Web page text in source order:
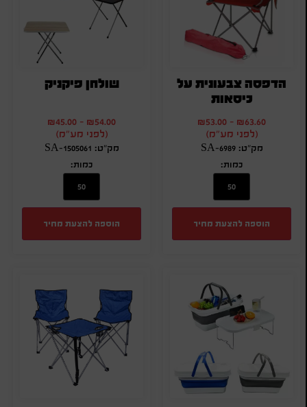
הדפסה צבעונית על
כיסאות
₪63.60
-
₪53.00
(לפני מע"מ)
מק"ט: SA-6989
כמות:
הוספה להצעת מחיר
שולחן פיקניק
₪54.00
-
₪45.00
(לפני מע"מ)
מק"ט: SA-1505061
כמות:
הוספה להצעת מחיר